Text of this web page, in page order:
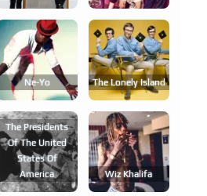
Ne-Yo The Lonely Island
The Presidents
Of The United
States Of
America
Wiz Khalifa